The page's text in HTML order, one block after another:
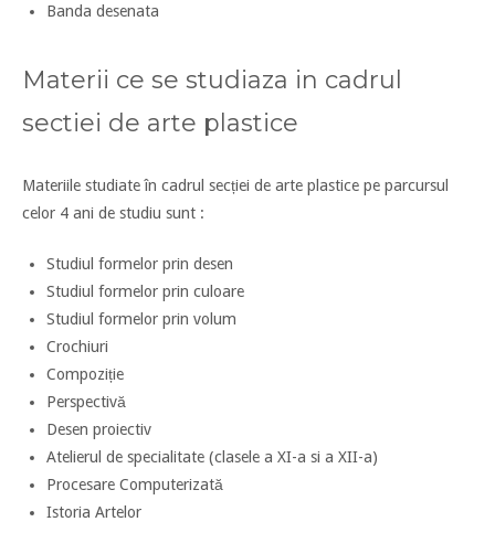
Banda desenata
Materii ce se studiaza in cadrul
sectiei de arte plastice
Materiile studiate în cadrul secției de arte plastice pe parcursul
celor 4 ani de studiu sunt :
Studiul formelor prin desen
Studiul formelor prin culoare
Studiul formelor prin volum
Crochiuri
Compoziție
Perspectivă
Desen proiectiv
Atelierul de specialitate (clasele a XI-a si a XII-a)
Procesare Computerizată
Istoria Artelor